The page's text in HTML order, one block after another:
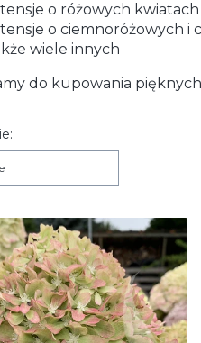
o różowych kwiatach
o ciemnoróżowych i
wiele innych
do kupowania